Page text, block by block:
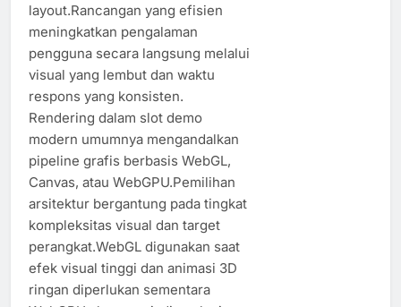
layout.Rancangan yang efisien
meningkatkan pengalaman
pengguna secara langsung melalui
visual yang lembut dan waktu
respons yang konsisten.
Rendering dalam slot demo
modern umumnya mengandalkan
pipeline grafis berbasis WebGL,
Canvas, atau WebGPU.Pemilihan
arsitektur bergantung pada tingkat
kompleksitas visual dan target
perangkat.WebGL digunakan saat
efek visual tinggi dan animasi 3D
ringan diperlukan sementara